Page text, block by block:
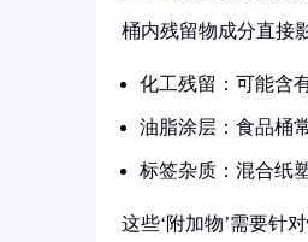
桶内残留物成分直接
化工残留：可能含
油脂涂层：食品桶
标签杂质：混合纸
这些‘附加物’需要针